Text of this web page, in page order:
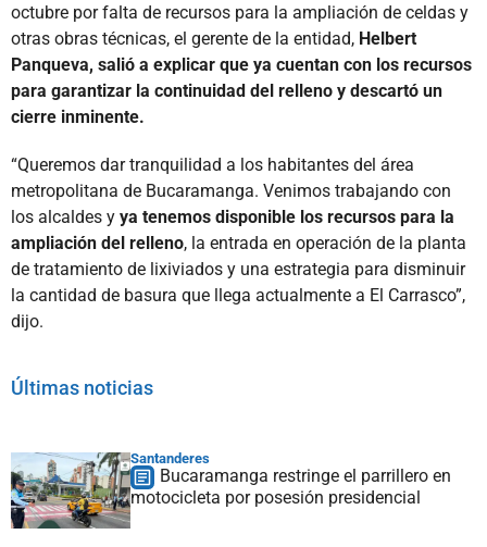
octubre por falta de recursos para la ampliación de celdas y
otras obras técnicas, el gerente de la entidad, Helbert
Panqueva, salió a explicar que ya cuentan con los recursos
para garantizar la continuidad del relleno y descartó un
cierre inminente.
“Queremos dar tranquilidad a los habitantes del área
metropolitana de Bucaramanga. Venimos trabajando con
los alcaldes y ya tenemos disponible los recursos para la
ampliación del relleno, la entrada en operación de la planta
de tratamiento de lixiviados y una estrategia para disminuir
la cantidad de basura que llega actualmente a El Carrasco”,
dijo.
Últimas noticias
Santanderes
Bucaramanga restringe el parrillero en
motocicleta por posesión presidencial